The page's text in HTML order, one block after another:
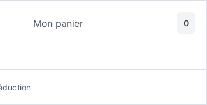
Mon panier 0